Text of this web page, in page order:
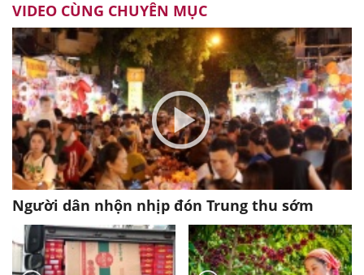
VIDEO CÙNG CHUYÊN MỤC
Người dân nhộn nhịp đón Trung thu sớm